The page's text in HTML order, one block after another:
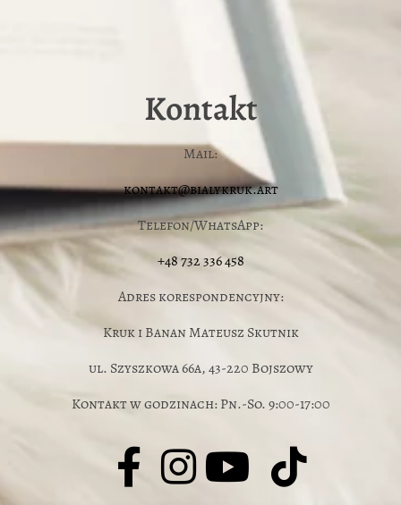
Kontakt
Mail:
kontakt@bialykruk.art
Telefon/WhatsApp:
+48 732 336 458
Adres korespondencyjny:
Kruk i Banan Mateusz Skutnik
ul. Szyszkowa 66a, 43-220 Bojszowy
Kontakt w godzinach: Pn.-So. 9:00-17:00